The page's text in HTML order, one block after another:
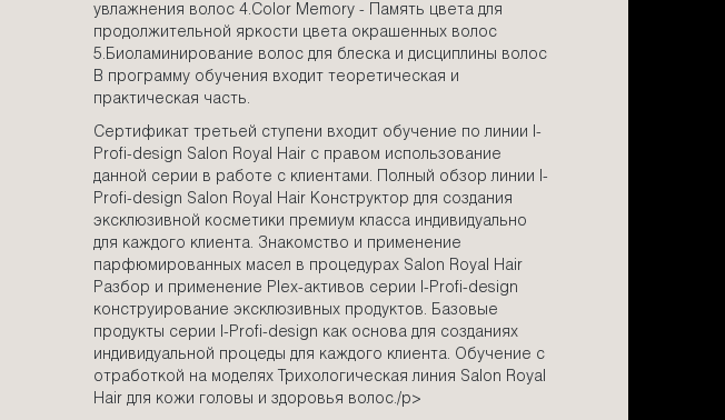
увлажнения волос 4.Color Memory - Память цвета для
продолжительной яркости цвета окрашенных волос
5.Биоламинирование волос для блеска и дисциплины волос
В программу обучения входит теоретическая и
практическая часть.
Сертификат третьей ступени входит обучение по линии I-
Profi-design Salon Royal Hair c правом использование
данной серии в работе с клиентами. Полный обзор линии I-
Profi-design Salon Royal Hair Конструктор для создания
эксклюзивной косметики премиум класса индивидуально
для каждого клиента. Знакомство и применение
парфюмированных масел в процедурах Salon Royal Hair
Разбор и применение Plex-активов серии I-Profi-design
конструирование эксклюзивных продуктов. Базовые
продукты серии I-Profi-design как основа для созданиях
индивидуальной процеды для каждого клиента. Обучение с
отработкой на моделях Трихологическая линия Salon Royal
Hair для кожи головы и здоровья волос./p>